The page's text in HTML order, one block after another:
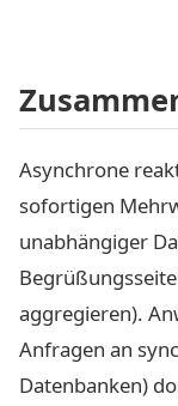
Asynchrone
sofortigen
unabhängiger
aggregieren).
Anfragen an
Datenbanken)